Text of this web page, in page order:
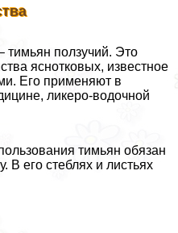
тимьян ползучий. Это
яснотковых, известное
Его применяют в
ликеро-водочной
тимьян обязан
В его стeблях и листьях